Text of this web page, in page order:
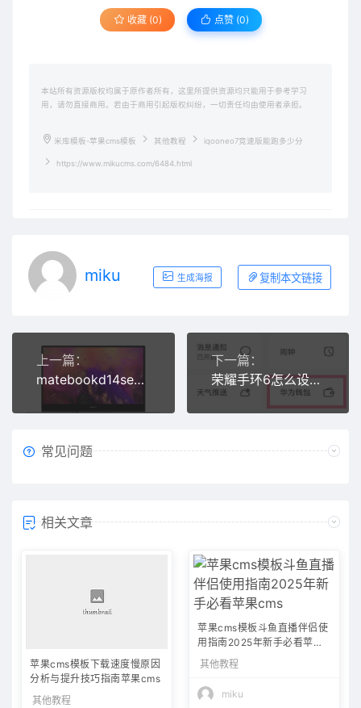
收藏 (0) 点赞 (0)
本站所有资源版权均属于原作者所有，这里所提供资源均只能用于参考学习
用，请勿直接商用。若由于商用引起版权纠纷，一切责任均由使用者承担。
米库模板-苹果cms模板 其他教程 iqooneo7竞速版能跑多少分
https://www.mikucms.com/6484.html
miku 生成海报 复制本文链接
上一篇：
matebookd14se怎么样
下一篇：
荣耀手环6怎么设置门禁卡
常见问题
相关文章
苹果cms模板下载速度慢原因
分析与提升技巧指南苹果cms
其他教程
苹果cms模板斗鱼直播伴侣使
用指南2025年新手必看苹果c
ms
其他教程
miku